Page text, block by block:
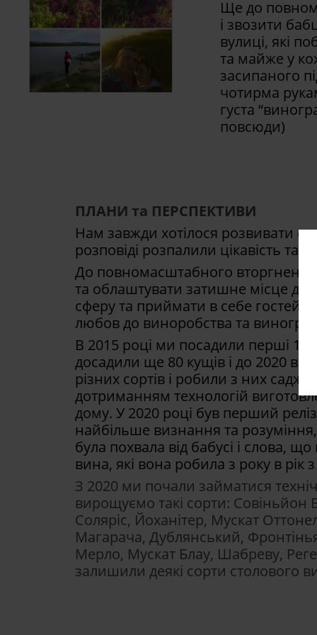
Ще до
і звозити
вулиці, які
та майже у
засипаного
чотирма
густа
повсюди)
ПЛАНИ та ПЕРСПЕКТИВИ
Нам завжди хотілося розвивати
розповіді розпалили цікавість та
До повномасштабного
та облаштувати затишне місце
сферу та приймати в себе гостей.
любов до виноробства та
В 2015 році ми посадили перші 18
досадили ще 80 кущів і до 2020
різних сортів і робили з них
дотриманням технологій
дому. У 2020 році був перший
найбільше визнання та
була похвала від бабусі і слова,
вина, які вона робила з року в рік
З 2020 ми почали займатися
вирощуємо такі сорти:
Соляріс, Йоханітер, Мускат
Магарача, Дублянський,
Мерло, Мускат Блау, Шабреву,
залишили деякі сорти столового